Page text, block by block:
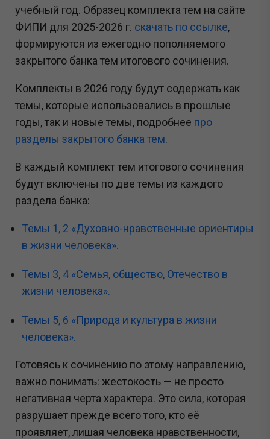
учебный год. Образец комплекта тем на сайте
ФИПИ для 2025-2026 г. скачать по ссылке,
формируются из ежегодно пополняемого
закрытого банка тем итогового сочинения.
Комплекты в 2026 году будут содержать как
темы, которые использовались в прошлые
годы, так и новые темы, подробнее про
разделы закрытого банка тем.
В каждый комплект тем итогового сочинения
будут включены по две темы из каждого
раздела банка:
Темы 1, 2 «Духовно-нравственные ориентиры
в жизни человека».
Темы 3, 4 «Семья, общество, Отечество в
жизни человека».
Темы 5, 6 «Природа и культура в жизни
человека».
Готовясь к сочинению по этому направлению,
важно понимать: жестокость — не просто
негативная черта характера. Это сила, которая
разрушает прежде всего того, кто её
проявляет, лишая человека нравственности,